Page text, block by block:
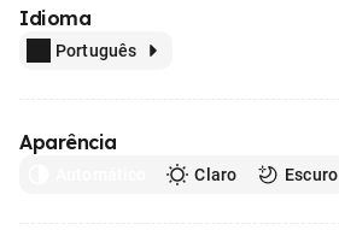
Idioma
Português
Aparência
Claro Escuro